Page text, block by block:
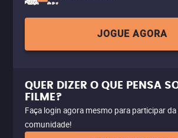
JOGUE AGORA
QUER DIZER O QUE PENSA
FILME?
Faça login agora mesmo para participar
comunidade!